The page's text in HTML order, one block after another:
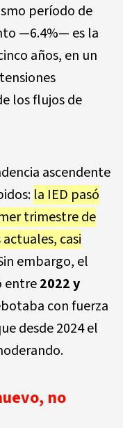
período de
—6.4%— es la
años, en un
los flujos de
ascendente
la IED pasó
trimestre de
casi
embargo, el
entre2022 y
con fuerza
desde 2024 el
no